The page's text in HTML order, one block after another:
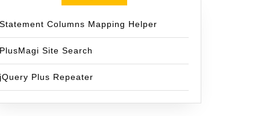
Statement Columns Mapping Helper
PlusMagi Site Search
jQuery Plus Repeater